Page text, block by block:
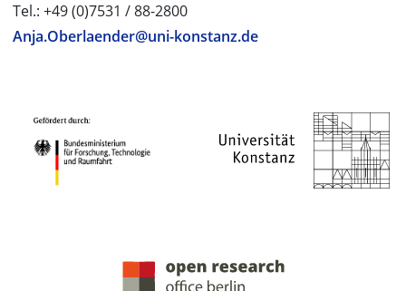
Tel.: +49 (0)7531 / 88-2800
Anja.Oberlaender@uni-konstanz.de